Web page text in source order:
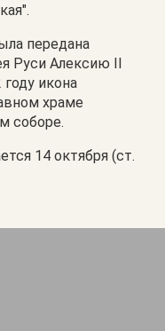
передана
Руси Алексию II
икона
храме
соборе.
14 октября (ст.